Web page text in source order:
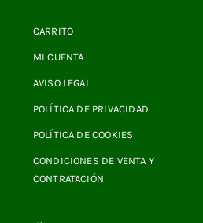
CARRITO
MI CUENTA
AVISO LEGAL
POLÍTICA DE PRIVACIDAD
POLÍTICA DE COOKIES
CONDICIONES DE VENTA Y
CONTRATACIÓN